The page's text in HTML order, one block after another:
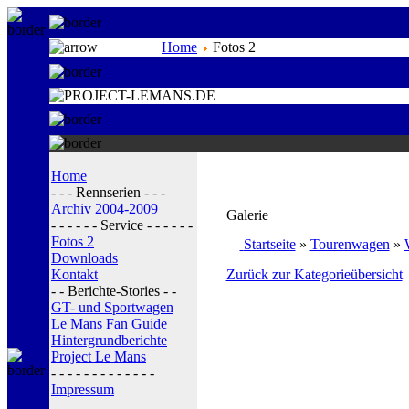
Home Fotos 2
Home
- - - Rennserien - - -
Archiv 2004-2009
- - - - - - Service - - - - - -
Fotos 2
Downloads
Kontakt
- - Berichte-Stories - -
GT- und Sportwagen
Le Mans Fan Guide
Hintergrundberichte
Project Le Mans
- - - - - - - - - - - - -
Impressum
Galerie
Startseite» Tourenwagen »
Zurück zur Kategorieübersicht